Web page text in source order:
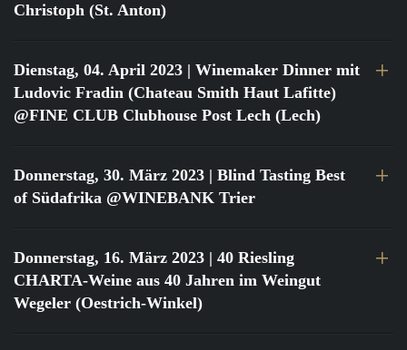
Christoph (St. Anton)
Dienstag, 04. April 2023 | Winemaker Dinner mit
Ludovic Fradin (Chateau Smith Haut Lafitte)
@FINE CLUB Clubhouse Post Lech (Lech)
Donnerstag, 30. März 2023 | Blind Tasting Best
of Südafrika @WINEBANK Trier
Donnerstag, 16. März 2023 | 40 Riesling
CHARTA-Weine aus 40 Jahren im Weingut
Wegeler (Oestrich-Winkel)